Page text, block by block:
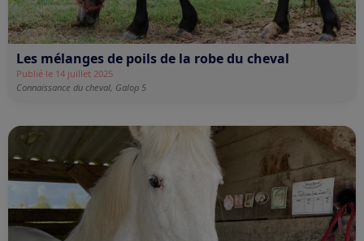
Les mélanges de poils de la robe du cheval
Publié le 14 juillet 2025
Connaissance du cheval, Galop 5